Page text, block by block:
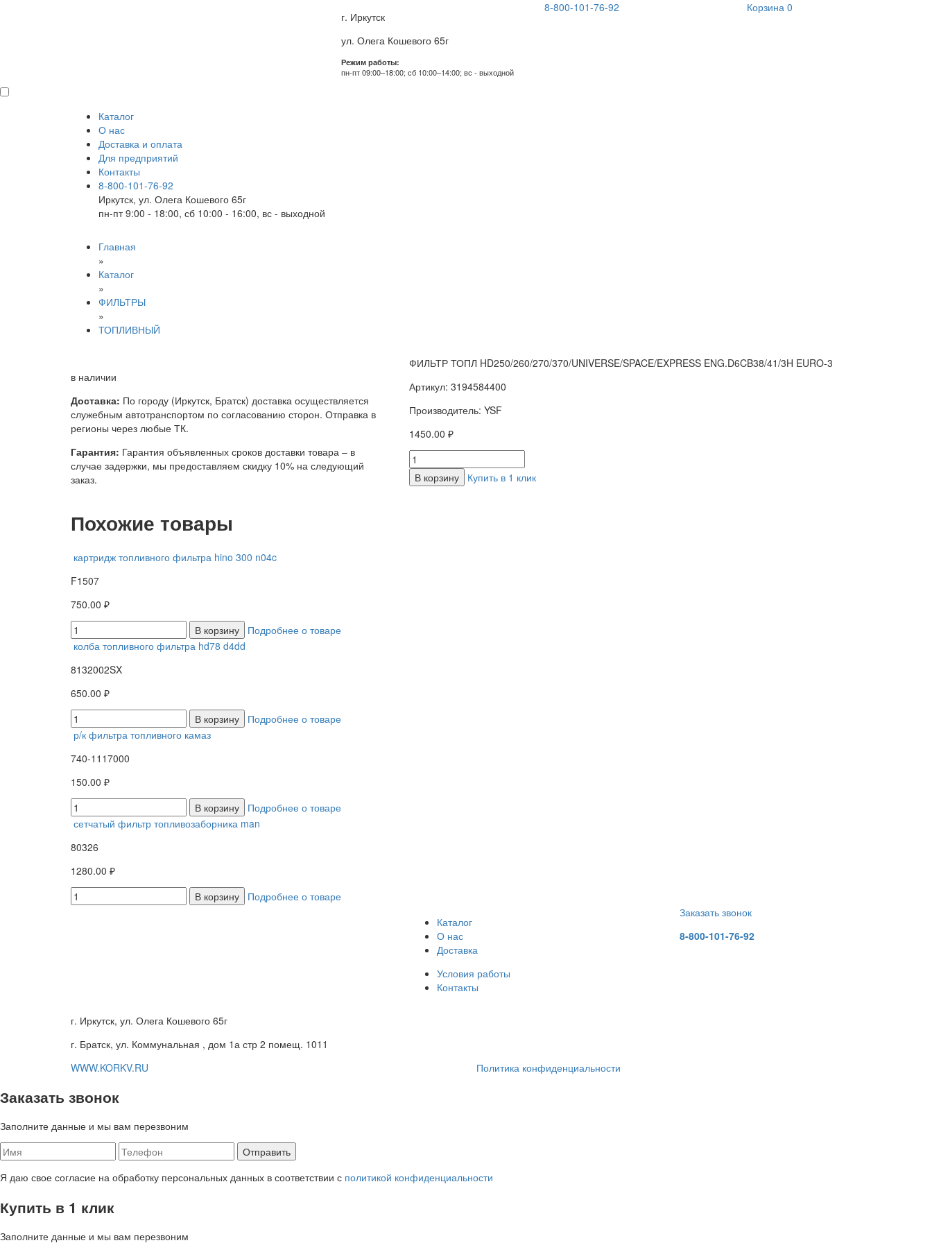
г. Иркутск
ул. Олега Кошевого 65г
Режим работы:
пн-пт 09:00–18:00; сб 10:00–14:00; вс - выходной
8-800-101-76-92 Корзина 0
Каталог
О нас
Доставка и оплата
Для предприятий
Контакты
8-800-101-76-92
Иркутск, ул. Олега Кошевого 65г
пн-пт 9:00 - 18:00, сб 10:00 - 16:00, вс - выходной
Главная
»
Каталог
»
ФИЛЬТРЫ
»
ТОПЛИВНЫЙ
в наличии
Доставка: По городу (Иркутск, Братск) доставка осуществляется
служебным автотранспортом по согласованию сторон. Отправка в
регионы через любые ТК.
Гарантия: Гарантия объявленных сроков доставки товара – в
случае задержки, мы предоставляем скидку 10% на следующий
заказ.
ФИЛЬТР ТОПЛ HD250/260/270/370/UNIVERSE/SPACE/EXPRESS ENG.D6CB38/41/3H EURO-3
Артикул: 3194584400
Производитель: YSF
1450.00 ₽
В корзину Купить в 1 клик
Похожие товары
картридж топливного фильтра hino 300 n04c
F1507
750.00 ₽
В корзину
Подробнее о товаре
колба топливного фильтра hd78 d4dd
8132002SX
650.00 ₽
В корзину
Подробнее о товаре
р/к фильтра топливного камаз
740-1117000
150.00 ₽
В корзину
Подробнее о товаре
сетчатый фильтр топливозаборника man
80326
1280.00 ₽
В корзину
Подробнее о товаре
Каталог
О нас
Доставка
Условия работы
Контакты
Заказать звонок
8-800-101-76-92
г. Иркутск, ул. Олега Кошевого 65г
г. Братск, ул. Коммунальная , дом 1а стр 2 помещ. 1011
WWW.KORKV.RU
Политика конфиденциальности
Заказать звонок
Заполните данные и мы вам перезвоним
Я даю свое согласие на обработку персональных данных в соответствии с политикой конфиденциальности
Купить в 1 клик
Заполните данные и мы вам перезвоним